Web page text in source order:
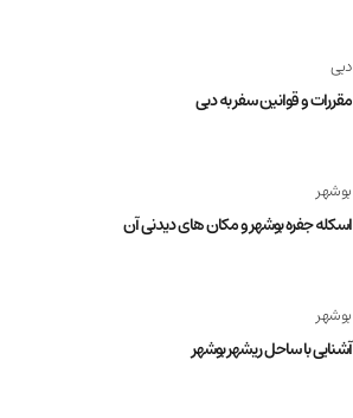
دبی
مقررات و قوانین سفر به دبی
بوشهر
اسکله جفره بوشهر و مکان های دیدنی آن
بوشهر
آشنایی با ساحل ریشهر بوشهر